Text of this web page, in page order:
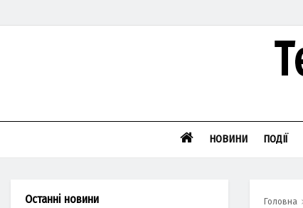
НОВИНИ ПОДІЇ
Головна
Останні новини